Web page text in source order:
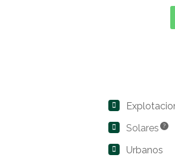
Solares ?
Urbanos